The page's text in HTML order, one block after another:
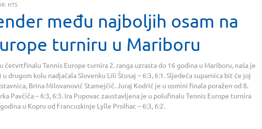
HTS
među najboljih osam na
turniru u Mariboru
četvrtfinalu Tennis Europe turnira 2. ranga uzrasta do 16 godina u Mariboru, naša je
drugom kolu nadjačala Slovenku Lili Štusaj – 6:3, 6:1. Sljedeća suparnica bit će joj
Brina Milovanović Stamejčič. Juraj Kodrić je u osmini finala poražen od 8.
Pavčiča – 6:3, 6:3. Ira Pupovac zaustavljena je u polufinalu Tennis Europe turnira
u Kopru od Francuskinje Lylle Prolhac – 6:3, 6:2.